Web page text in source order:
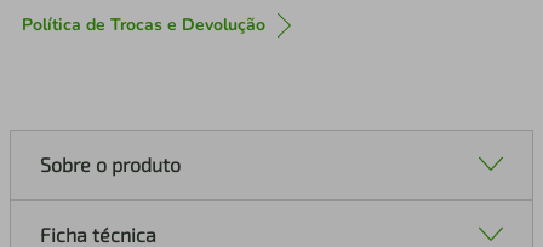
Política de Trocas e Devolução
Sobre o produto
Ficha técnica